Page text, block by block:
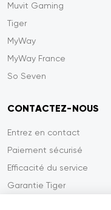
Muvit Gaming
Tiger
MyWay
MyWay France
So Seven
CONTACTEZ-NOUS
Entrez en contact
Paiement sécurisé
Efficacité du service
Garantie Tiger